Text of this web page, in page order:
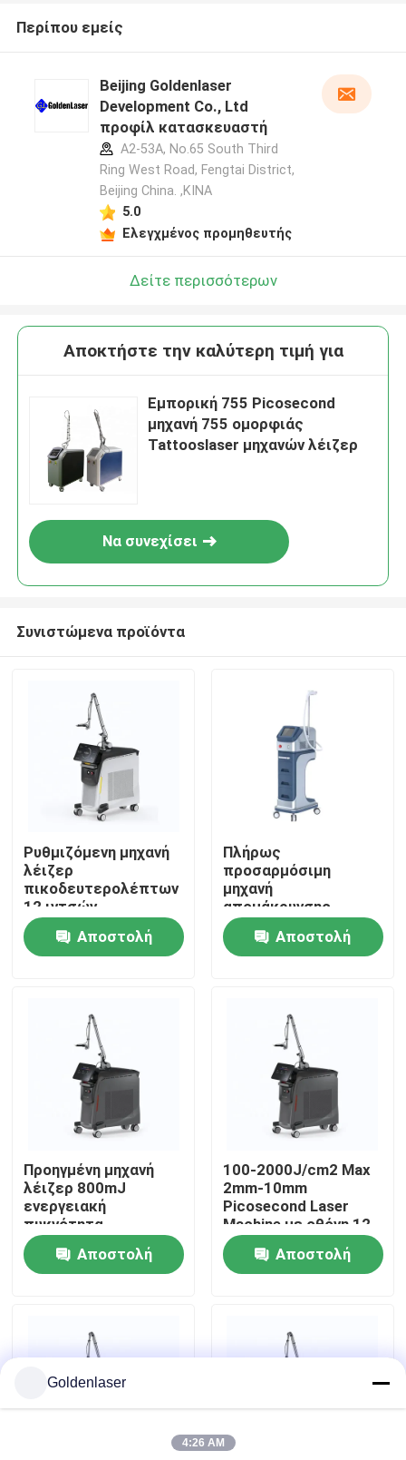
Σπίτι
Βίντεο
Εμφάνιση VR
Περίπου εμείς
Γύρος εργοστασίων
Ποιοτικός έλεγχος
Μας ελάτε σε επαφή με
Ειδήσεις
Ζητήστε ένα απόσπασμα
Περίπου εμείς
Beijing Goldenlaser
Development Co., Ltd
προφίλ κατασκευαστή
A2-53A, No.65 South Third
Ring West Road, Fengtai District,
Beijing China. ,ΚΙΝΑ
5.0
Ελεγχμένος προμηθευτής
Δείτε περισσότερων
Αποκτήστε την καλύτερη τιμή για
Εμπορική 755 Picosecond
μηχανή 755 ομορφιάς
Tattooslaser μηχανών λέιζερ
Να συνεχίσει
Συνιστώμενα προϊόντα
Ρυθμιζόμενη μηχανή
λέιζερ
πικοδευτερολέπτων
12 ιντσών
Αποστολή
Πλήρως
προσαρμόσιμη
μηχανή
απομάκρυνσης
τατουάζ με λέιζερ
Picosecond 100-
2000J/Cm2 Εξόραση
Αποστολή
Προηγμένη μηχανή
λέιζερ 800mJ
ενεργειακή
πυκνότητα
ρυθμιζόμενη ακτίνα
στόχευσηςΑποστολή
100-2000J/cm2 Max
2mm-10mm
Picosecond Laser
Machine με οθόνη 12
ιντσών
Αποστολή
Goldenlaser
4:26 AM